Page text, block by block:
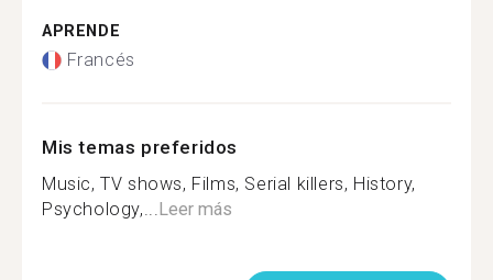
APRENDE
Francés
Mis temas preferidos
Music, TV shows, Films, Serial killers, History,
Psychology,...Leer más